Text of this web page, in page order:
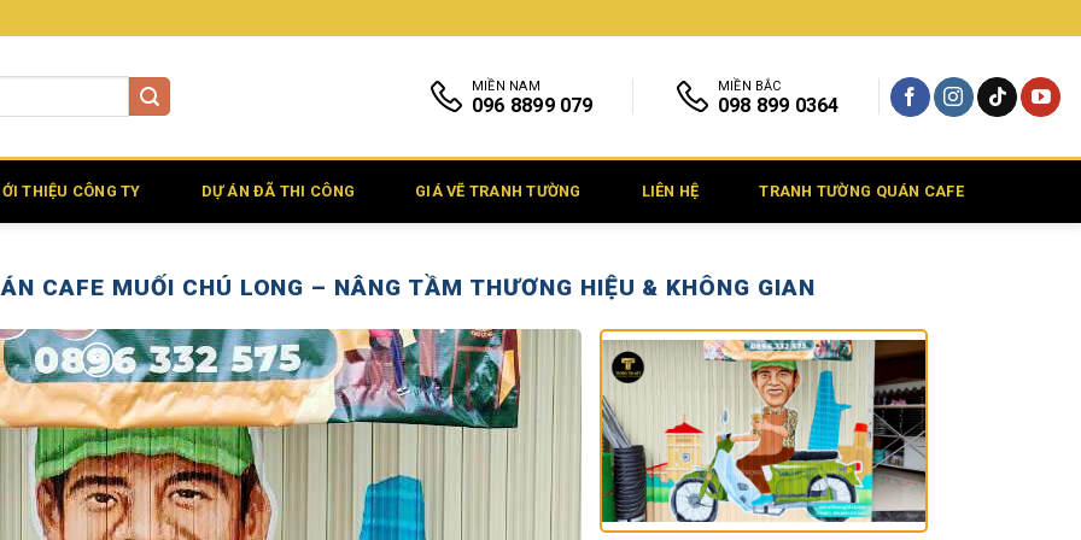
MIỀN NAM
096 8899 079
MIỀN BẮC
098 899 0364
THIỆU CÔNG TY DỰ ÁN ĐÃ THI CÔNG GIÁ VẼ TRANH TƯỜNG LIÊN HỆ TRANH TƯỜNG QUÁN CAFE
CAFE MUỐI CHÚ LONG – NÂNG TẦM THƯƠNG HIỆU & KHÔNG GIAN